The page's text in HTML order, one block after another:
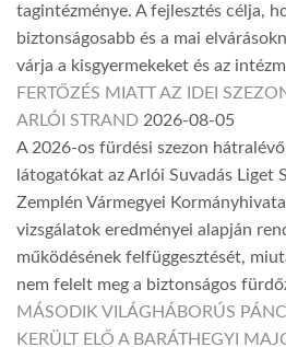
tagintézménye. A fejlesztés célja,
biztonságosabb és a mai
várja a kisgyermekeket és az
FERTŐZÉS MIATT AZ IDEI
ARLÓI STRAND 2026-08-05
A 2026-os fürdési szezon
látogatókat az Arlói Suvadás Liget
Zemplén Vármegyei
vizsgálatok eredményei alapján
működésének felfüggesztését,
nem felelt meg a biztonságos
MÁSODIK VILÁGHÁBORÚS
KERÜLT ELŐ A BARÁTHEGYI